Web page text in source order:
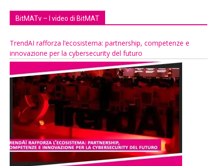
BitMATv – I video di BitMAT
TrendAI rafforza l’ecosistema: partnership, competenze e
innovazione per la cybersecurity del futuro